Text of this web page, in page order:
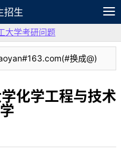
招生
笔记
论坛
大学考研问题
换成@)
化学工程与技术